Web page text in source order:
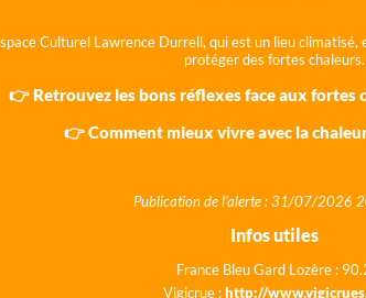
Culturel Lawrence Durrell, qui est un lieu
protéger des fortes chaleurs.
👉 Retrouvez les bons réflexes face aux fortes
👉 Comment mieux vivre avec la
Publication de l'alerte : 31/07/2026
Infos utiles
France Bleu Gard Lozère :
Vigicrue :http://